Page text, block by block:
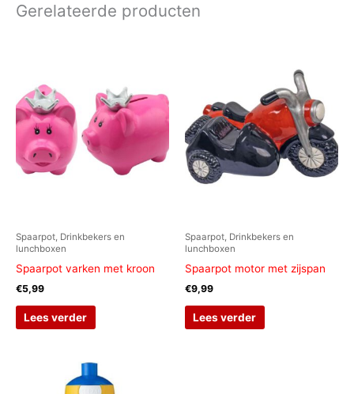
Gerelateerde producten
Spaarpot, Drinkbekers en
lunchboxen
Spaarpot varken met kroon
€5,99
Lees verder
Spaarpot, Drinkbekers en
lunchboxen
Spaarpot motor met zijspan
€9,99
Lees verder